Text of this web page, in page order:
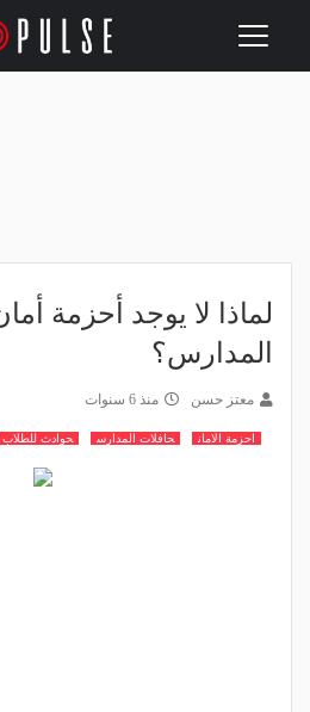
Toggle
لماذا لا يوجد أحزمة
المدارس؟
معتز حسن منذ 6 سنوات
احزمة الامان حافلات المدارس حوادث للطلاب